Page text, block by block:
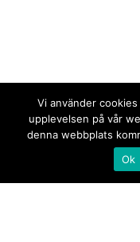
Vi använder
upplevelsen på vår
denna webbplats
Ok